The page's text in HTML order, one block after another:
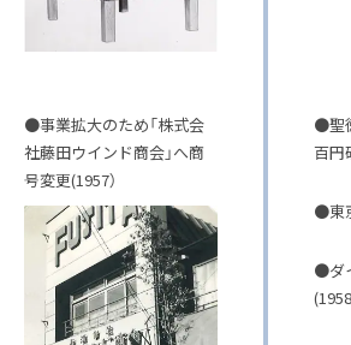
●事業拡大のため「株式会
社藤田ウインド商会」へ商
号変更(1957）
●聖
百円
●東
●ダ
(1958